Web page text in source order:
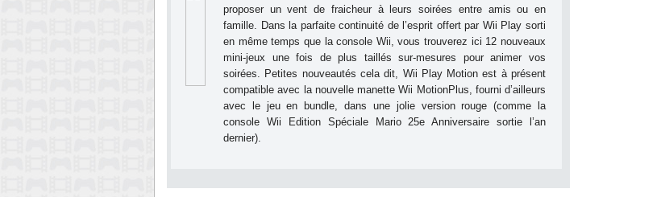
proposer un vent de fraicheur à leurs soirées entre amis ou en
famille. Dans la parfaite continuité de l’esprit offert par Wii Play sorti
en même temps que la console Wii, vous trouverez ici 12 nouveaux
mini-jeux une fois de plus taillés sur-mesures pour animer vos
soirées. Petites nouveautés cela dit, Wii Play Motion est à présent
compatible avec la nouvelle manette Wii MotionPlus, fourni d’ailleurs
avec le jeu en bundle, dans une jolie version rouge (comme la
console Wii Edition Spéciale Mario 25e Anniversaire sortie l’an
dernier).